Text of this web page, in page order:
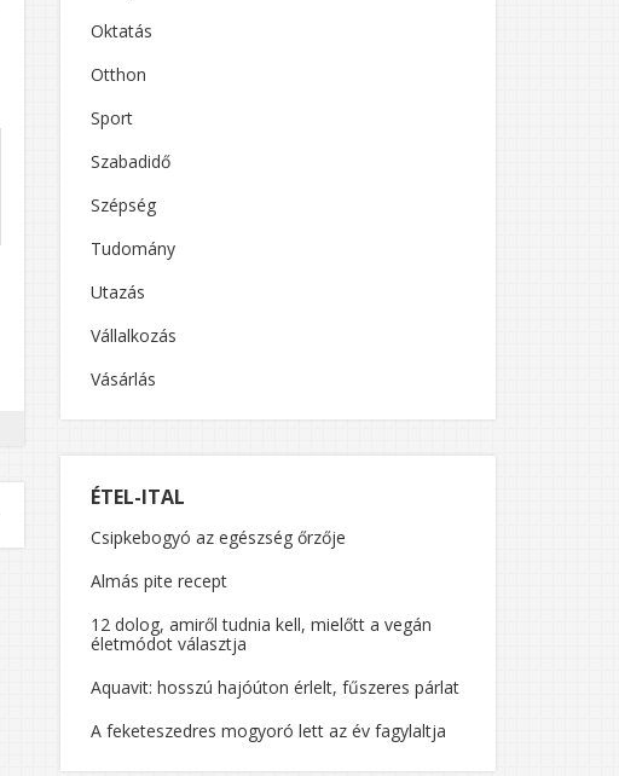
Oktatás
Otthon
Sport
Szabadidő
Szépség
Tudomány
Utazás
Vállalkozás
Vásárlás
ÉTEL-ITAL
Csipkebogyó az egészség őrzője
Almás pite recept
12 dolog, amiről tudnia kell, mielőtt a vegán
életmódot választja
Aquavit: hosszú hajóúton érlelt, fűszeres párlat
A feketeszedres mogyoró lett az év fagylaltja